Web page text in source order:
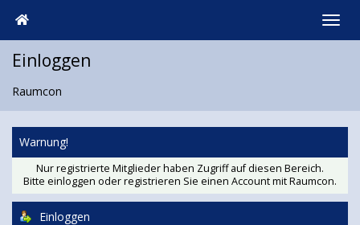
Einloggen
Raumcon
Warnung!
Nur registrierte Mitglieder haben Zugriff auf diesen Bereich.
Bitte einloggen oderregistrieren Sie einen Accountmit Raumcon.
Einloggen